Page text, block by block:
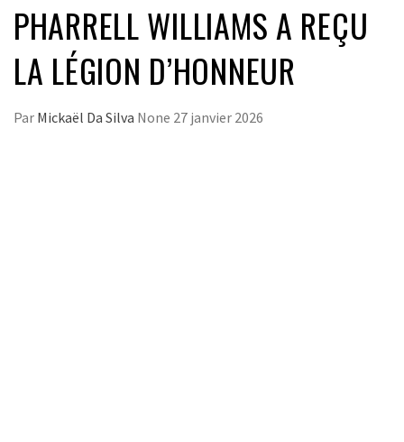
PHARRELL WILLIAMS A REÇU
LA LÉGION D’HONNEUR
Par Mickaël Da Silva None 27 janvier 2026